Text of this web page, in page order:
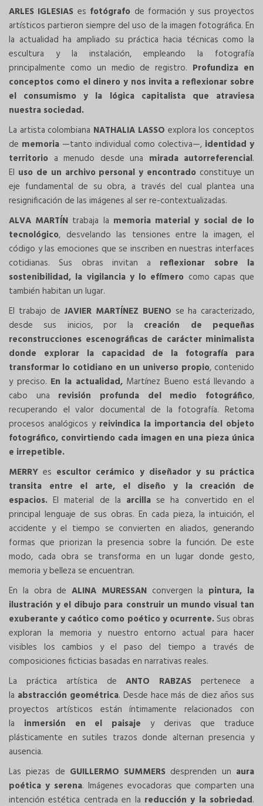
ARLES IGLESIAS es fotógrafo de formación y sus proyectos
artísticos partieron siempre del uso de la imagen fotográfica. En
la actualidad ha ampliado su práctica hacia técnicas como la
escultura y la instalación, empleando la fotografía
principalmente como un medio de registro. Profundiza en
conceptos como el dinero y nos invita a reflexionar sobre
el consumismo y la lógica capitalista que atraviesa
nuestra sociedad.
La artista colombiana NATHALIA LASSO explora los conceptos
de memoria —tanto individual como colectiva—, identidad y
territorio a menudo desde una mirada autorreferencial.
El uso de un archivo personal y encontrado constituye un
eje fundamental de su obra, a través del cual plantea una
resignificación de las imágenes al ser re-contextualizadas.
ALVA MARTÍN trabaja la memoria material y social de lo
tecnológico, desvelando las tensiones entre la imagen, el
código y las emociones que se inscriben en nuestras interfaces
cotidianas. Sus obras invitan a reflexionar sobre la
sostenibilidad, la vigilancia y lo efímero como capas que
también habitan un lugar.
El trabajo de JAVIER MARTÍNEZ BUENO se ha caracterizado,
desde sus inicios, por la creación de pequeñas
reconstrucciones escenográficas de carácter minimalista
donde explorar la capacidad de la fotografía para
transformar lo cotidiano en un universo propio, contenido
y preciso. En la actualidad,Martínez Bueno está llevando a
cabo una revisión profunda del medio fotográfico,
recuperando el valor documental de la fotografía. Retoma
procesos analógicos y reivindica la importancia del objeto
fotográfico, convirtiendo cada imagen en una pieza única
e irrepetible.
MERRY es escultor cerámico y diseñador y su práctica
transita entre el arte, el diseño y la creación de
espacios.El material de la arcilla se ha convertido en el
principal lenguaje de sus obras. En cada pieza, la intuición, el
accidente y el tiempo se convierten en aliados, generando
formas que priorizan la presencia sobre la función. De este
modo, cada obra se transforma en un lugar donde gesto,
memoria y belleza se encuentran.
En la obra deALINA MURESSAN convergen la pintura, la
ilustración y el dibujo para construir un mundo visual tan
exuberante y caótico como poético y ocurrente.Sus obras
exploran la memoria y nuestro entorno actual para hacer
visibles los cambios y el paso del tiempo a través de
composiciones ficticias basadas en narrativas reales.
La práctica artística deANTO RABZAS pertenece a
la abstracción geométrica. Desde hace más de diez años sus
proyectos artísticos están íntimamente relacionados con
la inmersión en el paisaje y derivas que traduce
plásticamente en sutiles trazos donde alternan presencia y
ausencia.
Las piezas de GUILLERMO SUMMERS desprenden un aura
poética y serena. Imágenes evocadoras que comparten una
intención estética centrada en la reducción y la sobriedad.